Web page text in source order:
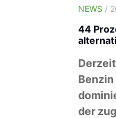
NEWS /
44
der